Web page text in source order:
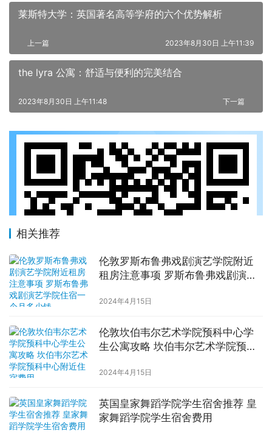
莱斯特大学：英国著名高等学府的六个优势解析
上一篇 2023年8月30日 上午11:39
the lyra 公寓：舒适与便利的完美结合
下一篇
2023年8月30日 上午11:48
相关推荐
伦敦罗斯布鲁弗戏剧演艺学院附近
租房注意事项 罗斯布鲁弗戏剧演艺
2024年4月15日
伦敦坎伯韦尔艺术学院预科中心学
生公寓攻略 坎伯韦尔艺术学院预科
2024年4月15日
英国皇家舞蹈学院学生宿舍推荐 皇
家舞蹈学院学生宿舍费用